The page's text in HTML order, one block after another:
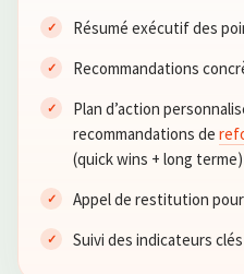
Résumé exécutif des
Recommandations
Plan d’action
recommandations de
(quick wins + long terme)
Appel de restitution
Suivi des indicateurs